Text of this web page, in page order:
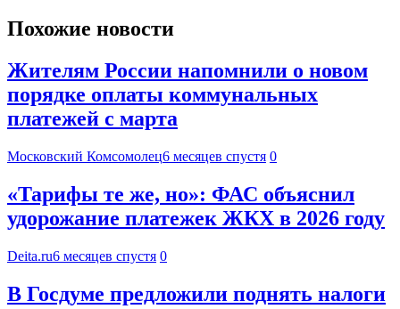
Похожие новости
Жителям России напомнили о новом
порядке оплаты коммунальных
платежей с марта
Московский Комсомолец6 месяцев спустя 0
«Тарифы те же, но»: ФАС объяснил
удорожание платежек ЖКХ в 2026 году
Deita.ru6 месяцев спустя 0
В Госдуме предложили поднять налоги